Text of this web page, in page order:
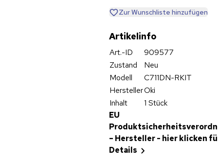
Zur Wunschliste hinzufügen
Artikelinfo
Art.-ID
909577
Zustand
Neu
Modell
C711DN-RKIT
HerstellerOki
Inhalt
1 Stück
EU
– Hersteller - hier klicken
Details